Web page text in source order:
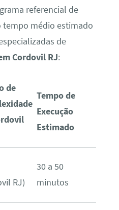
referencial de
tempo médio estimado
de
Cordovil RJ:
de
Tempo de
Execução
Estimado
RJ)
30 a 50
minutos